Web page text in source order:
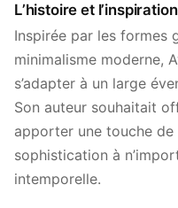
L’histoire et
Inspirée par les formes
minimalisme moderne,
s’adapter à un large
Son auteur souhaitait
apporter une touche
sophistication à
intemporelle.